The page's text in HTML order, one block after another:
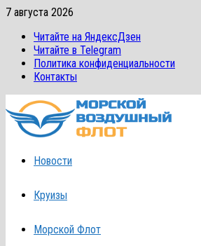
Перейти
содержимому
7 августа 2026
Читайте на ЯндексДзен
Читайте в Telegram
Политика конфиденциальности
Контакты
Новости
Круизы
Морской Флот